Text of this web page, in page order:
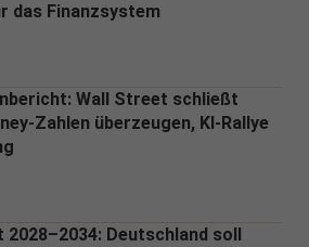
das Finanzsystem
Wall Street schließt
Zahlen überzeugen, KI-Rallye
2028–2034: Deutschland soll